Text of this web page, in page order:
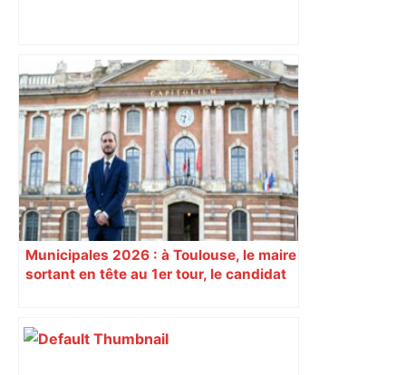
Après la fusion avec la liste PS
Toulouse, le candidat LFI salue "une
dynamique qui nous oblige à la
responsabilité" – Franceinfo
Municipales 2026 : à Toulouse, le maire
sortant en tête au 1er tour, le candidat